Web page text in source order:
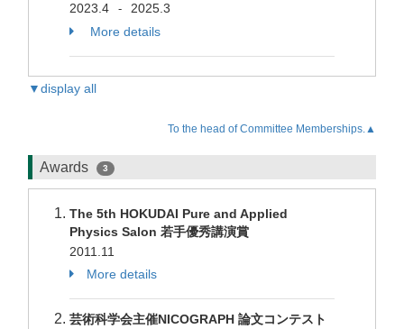
2023.4
-
2025.3
More details
▼display all
To the head of Committee Memberships.▲
Awards 3
The 5th HOKUDAI Pure and Applied
Physics Salon 若手優秀講演賞
2011.11
More details
芸術科学会主催NICOGRAPH 論文コンテスト